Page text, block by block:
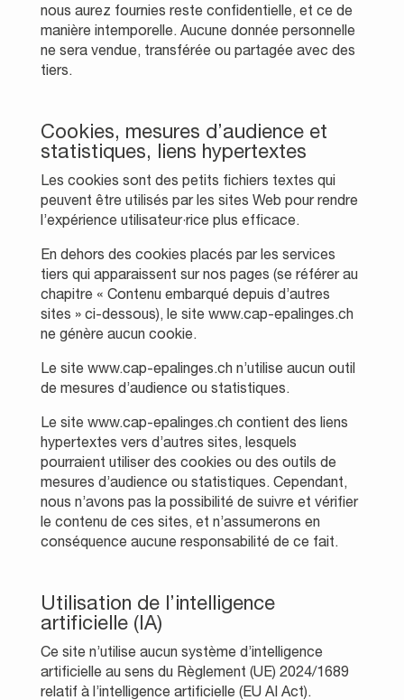
nous aurez fournies reste confidentielle, et ce de
manière intemporelle. Aucune donnée personnelle
ne sera vendue, transférée ou partagée avec des
tiers.
Cookies, mesures d’audience et
statistiques, liens hypertextes
Les cookies sont des petits fichiers textes qui
peuvent être utilisés par les sites Web pour rendre
l’expérience utilisateur·rice plus efficace.
En dehors des cookies placés par les services
tiers qui apparaissent sur nos pages (se référer au
chapitre « Contenu embarqué depuis d’autres
sites » ci-dessous), le site www.cap-epalinges.ch
ne génère aucun cookie.
Le site www.cap-epalinges.ch n’utilise aucun outil
de mesures d’audience ou statistiques.
Le site www.cap-epalinges.ch contient des liens
hypertextes vers d’autres sites, lesquels
pourraient utiliser des cookies ou des outils de
mesures d’audience ou statistiques. Cependant,
nous n’avons pas la possibilité de suivre et vérifier
le contenu de ces sites, et n’assumerons en
conséquence aucune responsabilité de ce fait.
Utilisation de l’intelligence
artificielle (IA)
Ce site n’utilise aucun système d’intelligence
artificielle au sens du Règlement (UE) 2024/1689
relatif à l’intelligence artificielle (EU AI Act).